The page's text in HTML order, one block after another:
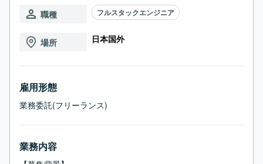
職種 フルスタックエンジニア
場所 日本国外
雇用形態
業務委託(フリーランス)
業務内容